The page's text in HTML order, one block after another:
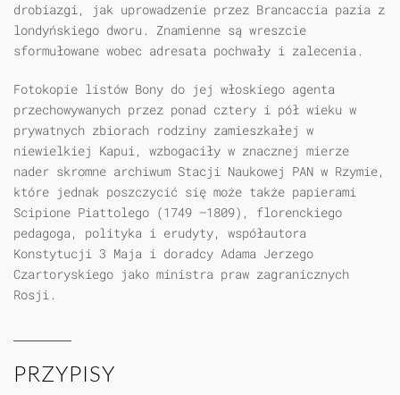
drobiazgi, jak uprowadzenie przez Brancaccia pazia z
londyńskiego dworu. Znamienne są wreszcie
sformułowane wobec adresata pochwały i zalecenia.
Fotokopie listów Bony do jej włoskiego agenta
przechowywanych przez ponad cztery i pół wieku w
prywatnych zbiorach rodziny zamieszkałej w
niewielkiej Kapui, wzbogaciły w znacznej mierze
nader skromne archiwum Stacji Naukowej PAN w Rzymie,
które jednak poszczycić się może także papierami
Scipione Piattolego (1749 —1809), florenckiego
pedagoga, polityka i erudyty, współautora
Konstytucji 3 Maja i doradcy Adama Jerzego
Czartoryskiego jako ministra praw zagranicznych
Rosji.
PRZYPISY